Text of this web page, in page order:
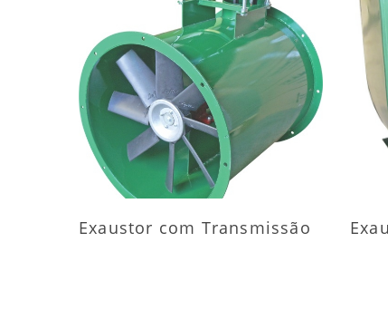
MAIS INFORMAÇÕES
Exaustor com Transmissão